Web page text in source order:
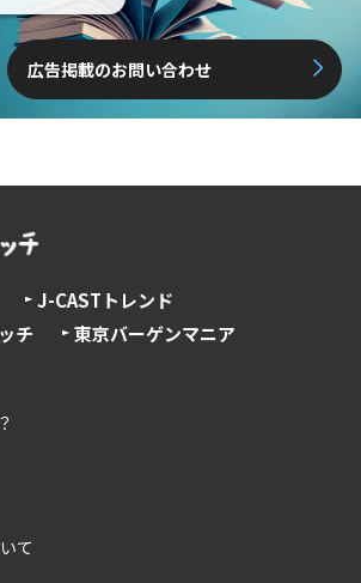
広告掲載のお問い合わせ
J-CASTトレンド
チ
東京バーゲンマニア
て